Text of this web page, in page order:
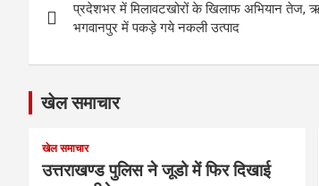
navigation
प्रदेशभर में मिलावटखोरों के खिलाफ अभियान तेज,
भगवानपुर में पकड़े गये नकली उत्पाद
खेल समाचार
खेल समाचार
उत्तराखण्ड पुलिस ने जूडो में फिर दिखाई